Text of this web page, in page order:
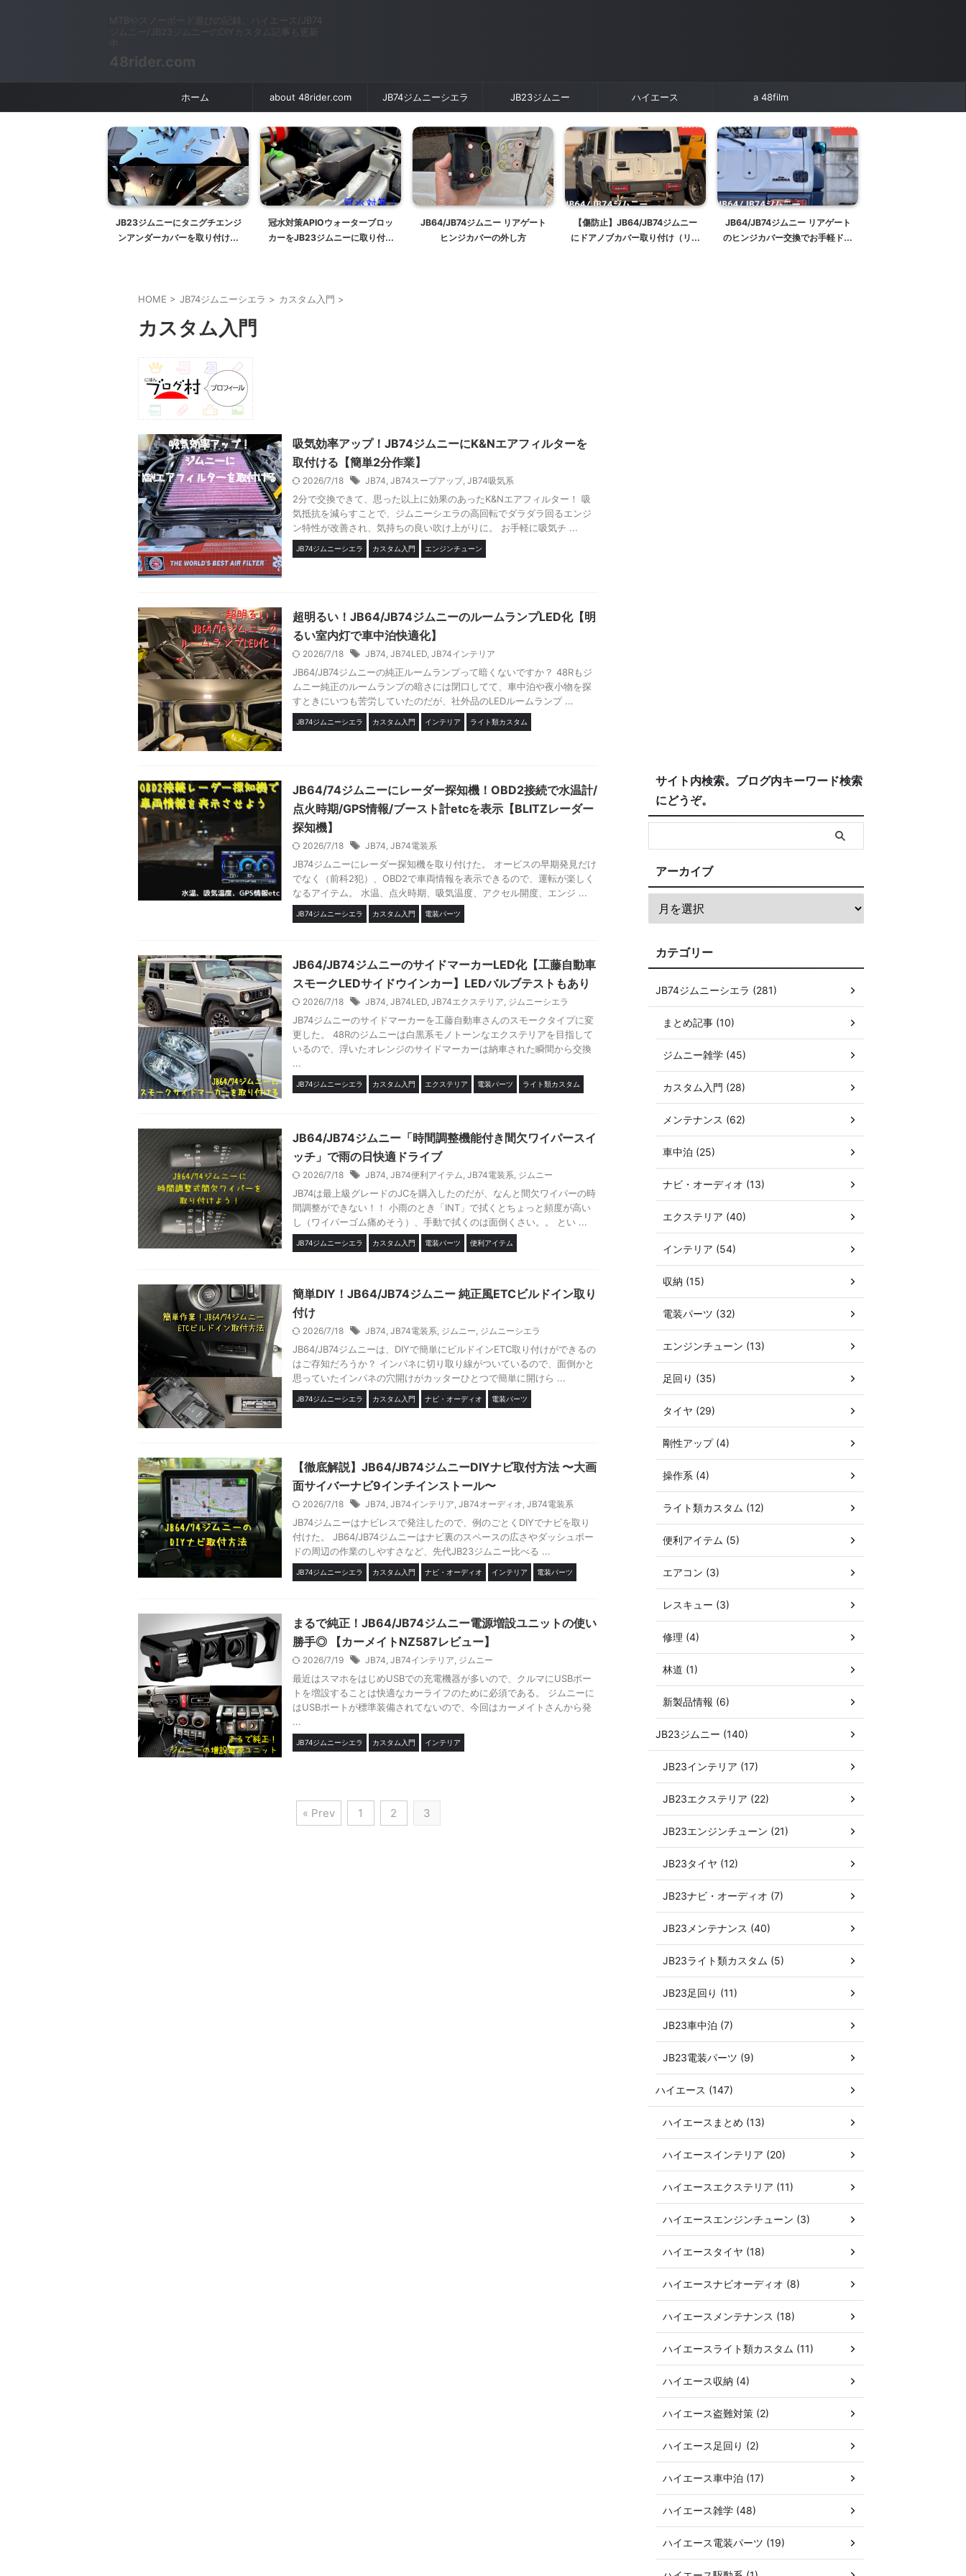
MTBやスノーボード遊びの記録。ハイエース/JB74
ジムニー/JB23ジムニーのDIYカスタム記事も更新
48rider.com
ホーム about 48rider.com JB74ジムニーシエラ JB23ジムニー ハイエース a 48film
JB23ジムニーにタニグチエンジ
ンアンダーカバーを取り付ける
冠水対策APIOウォーターブロッ
カーをJB23ジムニーに取り付け
JB64/JB74ジムニー リアゲート
ヒンジカバーの外し方
【傷防止】JB64/JB74ジムニー
にドアノブカバー取り付け（リア
JB64/JB74ジムニー リアゲート
のヒンジカバー交換でお手軽ドレ
HOME > JB74ジムニーシエラ > カスタム入門 >
カスタム入門
吸気効率アップ！JB74ジムニーにK&Nエアフィルターを
取付ける【簡単2分作業】
2026/7/18 JB74 JB74スープアップ, JB74吸気系
2分で交換できて、思った以上に効果のあったK&Nエアフィルター！ 吸
気抵抗を減らすことで、ジムニーシエラの高回転でダラダラ回るエンジ
ン特性が改善され、気持ちの良い吹け上がりに。 お手軽に吸気チ ...
JB74ジムニーシエラ カスタム入門 エンジンチューン
超明るい！JB64/JB74ジムニーのルームランプLED化【明
るい室内灯で車中泊快適化】
2026/7/18 JB74 JB74LED JB74インテリア
JB64/JB74ジムニーの純正ルームランプって暗くないですか？ 48Rもジ
ムニー純正のルームランプの暗さには閉口してて、車中泊や夜小物を探
すときにいつも苦労していたのだが、社外品のLEDルームランプ ...
JB74ジムニーシエラ カスタム入門 インテリア ライト類カスタム
JB64/74ジムニーにレーダー探知機！OBD2接続で水温計/
点火時期/GPS情報/ブースト計etcを表示【BLITZレーダー
探知機】
2026/7/18 JB74 JB74電装系
JB74ジムニーにレーダー探知機を取り付けた。 オービスの早期発見だけ
でなく（前科2犯）、OBD2で車両情報を表示できるので、運転が楽しく
なるアイテム。 水温、点火時期、吸気温度、アクセル開度、エンジ ...
JB74ジムニーシエラ カスタム入門 電装パーツ
JB64/JB74ジムニーのサイドマーカーLED化【工藤自動車
スモークLEDサイドウインカー】LEDバルブテストもあり
2026/7/18 JB74 JB74LED JB74エクステリア ジムニーシエラ
JB74ジムニーのサイドマーカーを工藤自動車さんのスモークタイプに変
更した。 48Rのジムニーは白黒系モノトーンなエクステリアを目指して
いるので、浮いたオレンジのサイドマーカーは納車された瞬間から交換
...
JB74ジムニーシエラ カスタム入門 エクステリア 電装パーツ ライト類カスタム
JB64/JB74ジムニー「時間調整機能付き間欠ワイパースイ
ッチ」で雨の日快適ドライブ
2026/7/18 JB74 JB74便利アイテム JB74電装系 ジムニー
JB74は最上級グレードのJCを購入したのだが、なんと間欠ワイパーの時
間調整ができない！！ 小雨のとき「INT」で拭くとちょっと頻度が高い
し（ワイパーゴム痛めそう）、手動で拭くのは面倒くさい。。 とい ...
JB74ジムニーシエラ カスタム入門 電装パーツ 便利アイテム
簡単DIY！JB64/JB74ジムニー 純正風ETCビルドイン取り
付け
2026/7/18 JB74 JB74電装系 ジムニー ジムニーシエラ
JB64/JB74ジムニーは、DIYで簡単にビルドインETC取り付けができるの
はご存知だろうか？ インパネに切り取り線がついているので、面倒かと
思っていたインパネの穴開けがカッターひとつで簡単に開けら ...
JB74ジムニーシエラ カスタム入門 ナビ・オーディオ 電装パーツ
【徹底解説】JB64/JB74ジムニーDIYナビ取付方法 〜大画
面サイバーナビ9インチインストール〜
2026/7/18 JB74 JB74インテリア JB74オーディオ JB74電装系
JB74ジムニーはナビレスで発注したので、例のごとくDIYでナビを取り
付けた。 JB64/JB74ジムニーはナビ裏のスペースの広さやダッシュボー
ドの周辺の作業のしやすさなど、先代JB23ジムニー比べる ...
JB74ジムニーシエラ カスタム入門 ナビ・オーディオ インテリア 電装パーツ
まるで純正！JB64/JB74ジムニー電源増設ユニットの使い
勝手◎ 【カーメイトNZ587レビュー】
2026/7/19 JB74 JB74インテリア ジムニー
最近はスマホをはじめUSBでの充電機器が多いので、クルマにUSBポー
トを増設することは快適なカーライフのために必須である。 ジムニーに
はUSBポートが標準装備されてないので、今回はカーメイトさんから発
...
JB74ジムニーシエラ カスタム入門 インテリア
« Prev 1 2 3
サイト内検索。ブログ内キーワード検索
にどうぞ。
アーカイブ
カテゴリー
JB74ジムニーシエラ (281)
まとめ記事 (10)
ジムニー雑学 (45)
カスタム入門 (28)
メンテナンス (62)
車中泊 (25)
ナビ・オーディオ (13)
エクステリア (40)
インテリア (54)
収納 (15)
電装パーツ (32)
エンジンチューン (13)
足回り (35)
タイヤ (29)
剛性アップ (4)
操作系 (4)
ライト類カスタム (12)
便利アイテム (5)
エアコン (3)
レスキュー (3)
修理 (4)
林道 (1)
新製品情報 (6)
JB23ジムニー (140)
JB23インテリア (17)
JB23エクステリア (22)
JB23エンジンチューン (21)
JB23タイヤ (12)
JB23ナビ・オーディオ (7)
JB23メンテナンス (40)
JB23ライト類カスタム (5)
JB23足回り (11)
JB23車中泊 (7)
JB23電装パーツ (9)
ハイエース (147)
ハイエースまとめ (13)
ハイエースインテリア (20)
ハイエースエクステリア (11)
ハイエースエンジンチューン (3)
ハイエースタイヤ (18)
ハイエースナビオーディオ (8)
ハイエースメンテナンス (18)
ハイエースライト類カスタム (11)
ハイエース収納 (4)
ハイエース盗難対策 (2)
ハイエース足回り (2)
ハイエース車中泊 (17)
ハイエース雑学 (48)
ハイエース電装パーツ (19)